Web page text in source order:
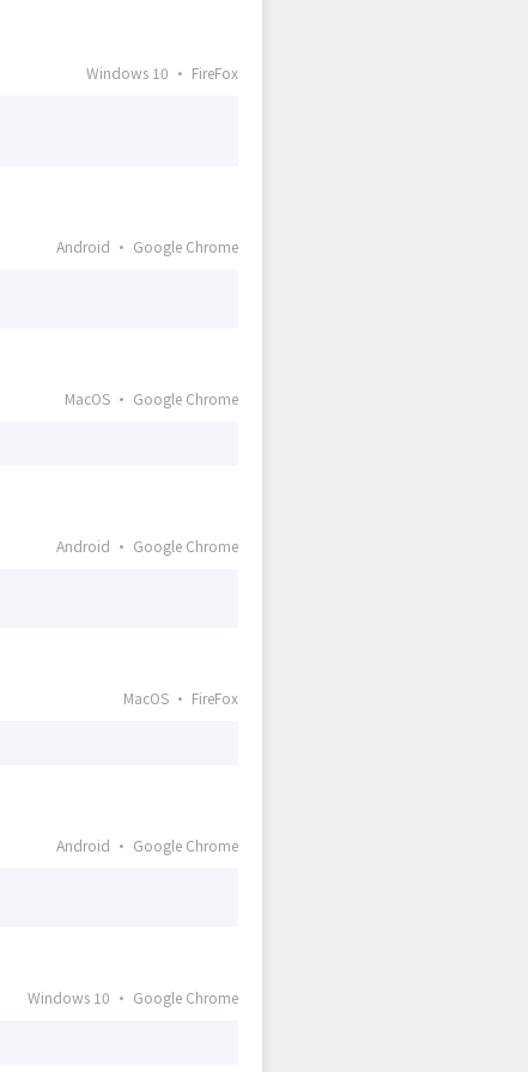
Windows 10 · FireFox
Android · Google Chrome
MacOS · Google Chrome
Android · Google Chrome
MacOS · FireFox
Android · Google Chrome
Windows 10 · Google Chrome